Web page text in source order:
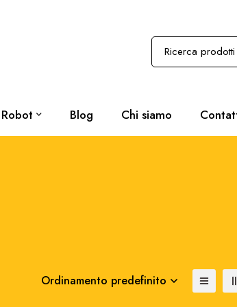
Robot Blog Chi siamo
Ordinamento predefinito